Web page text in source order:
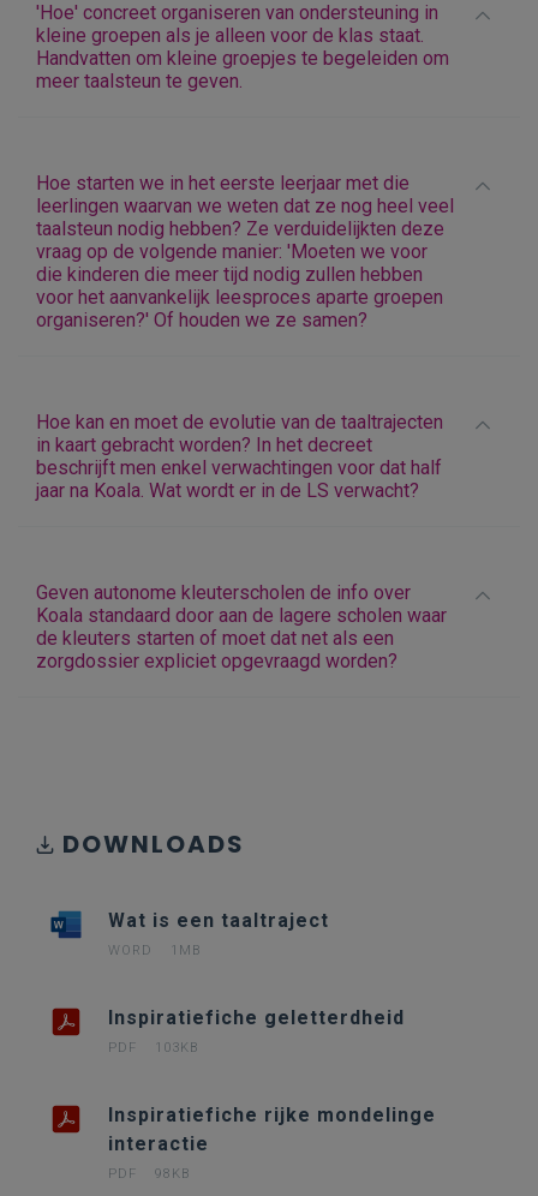
'Hoe' concreet organiseren van ondersteuning in
kleine groepen als je alleen voor de klas staat.
Handvatten om kleine groepjes te begeleiden om
meer taalsteun te geven.
Hoe starten we in het eerste leerjaar met die
leerlingen waarvan we weten dat ze nog heel veel
taalsteun nodig hebben? Ze verduidelijkten deze
vraag op de volgende manier: 'Moeten we voor
die kinderen die meer tijd nodig zullen hebben
voor het aanvankelijk leesproces aparte groepen
organiseren?' Of houden we ze samen?
Hoe kan en moet de evolutie van de taaltrajecten
in kaart gebracht worden? In het decreet
beschrijft men enkel verwachtingen voor dat half
jaar na Koala. Wat wordt er in de LS verwacht?
Geven autonome kleuterscholen de info over
Koala standaard door aan de lagere scholen waar
de kleuters starten of moet dat net als een
zorgdossier expliciet opgevraagd worden?
DOWNLOADS
Wat is een taaltraject
WORD 1MB
Inspiratiefiche geletterdheid
PDF 103KB
Inspiratiefiche rijke mondelinge
interactie
PDF 98KB